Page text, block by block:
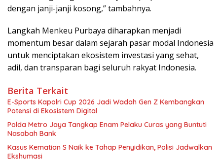
dengan janji-janji kosong,” tambahnya.
Langkah Menkeu Purbaya diharapkan menjadi
momentum besar dalam sejarah pasar modal Indonesia
untuk menciptakan ekosistem investasi yang sehat,
adil, dan transparan bagi seluruh rakyat Indonesia.
Berita Terkait
E-Sports Kapolri Cup 2026 Jadi Wadah Gen Z Kembangkan
Potensi di Ekosistem Digital
Polda Metro Jaya Tangkap Enam Pelaku Curas yang Buntuti
Nasabah Bank
Kasus Kematian S Naik ke Tahap Penyidikan, Polisi Jadwalkan
Ekshumasi